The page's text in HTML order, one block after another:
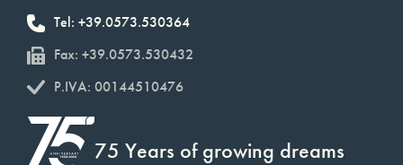
Tel: +39.0573.530364
Fax: +39.0573.530432
P.IVA: 00144510476
75 Years of growing dreams